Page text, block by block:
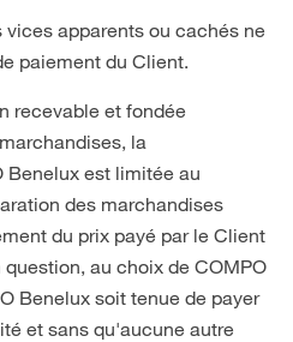
apparents ou cachés ne
paiement du Client.
recevable et fondée
la
Benelux est limitée au
des marchandises
du prix payé par le Client
au choix de COMPO
Benelux soit tenue de payer
et sans qu'aucune autre